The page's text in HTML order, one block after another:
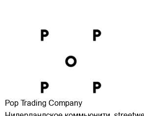
Pop Trading Company